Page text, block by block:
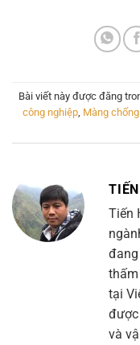
Bài viết này được đăng
công nghiệp Màng
Tiến
thấm
tại
được
và